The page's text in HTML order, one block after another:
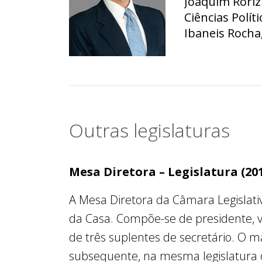
Foi aprovado
para o cargo
radiologia.
aplicação
instituição.
dia se tornar
Após ter
combater as
de prestar
forma.
Ciências
Ibaneis
tentou uma
Outras legislaturas
Mesa Diretora – Legislatura
A Mesa Diretora da Câmara
da Casa. Compõe-se de
de três suplentes de secretário. O
subsequente, na mesma legislatura